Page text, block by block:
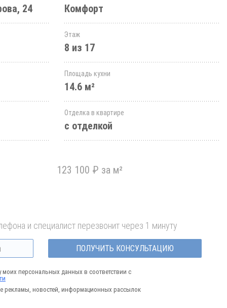
24 Комфорт
Этаж
8 из 17
Площадь кухни
14.6 м²
Отделка в квартире
с отделкой
123 100 ₽ за м²
и специалист перезвонит через 1 минуту
ПОЛУЧИТЬ КОНСУЛЬТАЦИЮ
моих персональных данных в соответствии с
рекламы, новостей, информационных рассылок